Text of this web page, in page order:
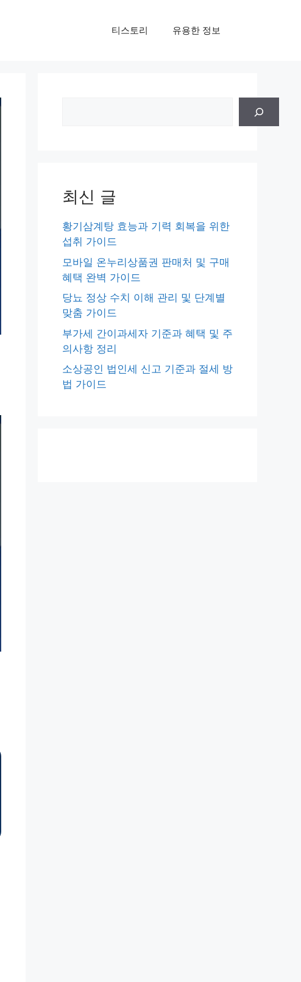
티스토리 유용한 정보
최신 글
황기삼계탕 효능과 기력 회복을 위한
섭취 가이드
모바일 온누리상품권 판매처 및 구매
혜택 완벽 가이드
당뇨 정상 수치 이해 관리 및 단계별
맞춤 가이드
부가세 간이과세자 기준과 혜택 및 주
의사항 정리
소상공인 법인세 신고 기준과 절세 방
법 가이드